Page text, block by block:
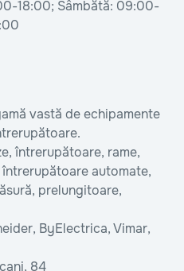
18:00; Sâmbătă: 09:00-
vastă de echipamente
întrerupătoare, rame,
automate,
prelungitoare,
ByElectrica, Vimar,
84